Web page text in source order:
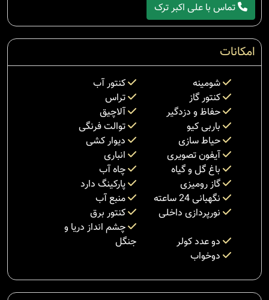
تماس با علی اکبر ترک
امکانات
شومینه
کنتور آب
کنتور گاز
تراس
حفاظ و دزدگیر
آلاچیق
باربی کیو
توالت فرنگی
حیاط سازی
دیوار کشی
آیفون تصویری
انباری
باغ گل و گیاه
چاه آب
گاز رومیزی
پارکینگ دارد
نگهبانی 24 ساعته
منبع آب
نورپردازی داخلی
کنتور برق
دو عدد کولر
چشم انداز دریا و
جنگل
دوخواب